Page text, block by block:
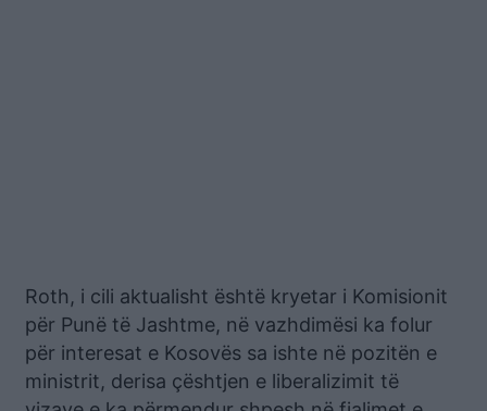
Roth, i cili aktualisht është kryetar i Komisionit
për Punë të Jashtme, në vazhdimësi ka folur
për interesat e Kosovës sa ishte në pozitën e
ministrit, derisa çështjen e liberalizimit të